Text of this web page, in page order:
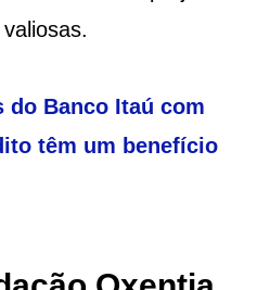
do Banco Itaú com
têm um benefício